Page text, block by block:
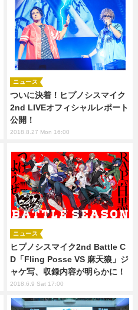
ついに決着！ヒプノシスマイク
2nd LIVEオフィシャルレポート
公開！
ニュース
2018.8.27 Mon 16:00
ヒプノシスマイク2nd Battle C
D「Fling Posse VS 麻天狼」ジ
ャケ写、収録内容が明らかに！
ニュース
2018.6.9 Sat 17:00